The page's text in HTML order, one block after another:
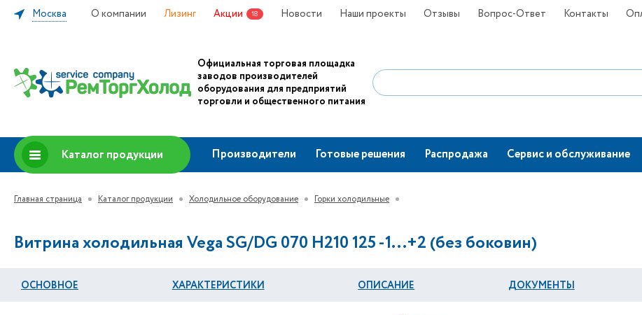
Москва О компании Лизинг Акции 18 Новости Наши проекты Отзывы Вопрос-Ответ Контакты
Официальная торговая площадка
заводов производителей
оборудования для предприятий
торговли и общественного питания
Каталог продукции Производители Готовые решения Распродажа Сервис и обслуживание
Главная страница Каталог продукции Холодильное оборудование Горки холодильные
Витрина холодильная Vega SG/DG 070 H210 125 -1...+2 (без боковин)
ОСНОВНОЕ ХАРАКТЕРИСТИКИ ОПИСАНИЕ ДОКУМЕНТЫ